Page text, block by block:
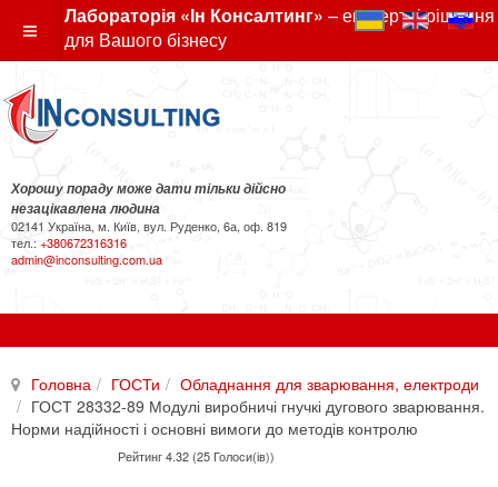
Лабораторія «Ін Консалтинг» – експертні рішення
для Вашого бізнесу
Хорошу пораду може дати тільки дійсно
незацікавлена людина
02141 Україна, м. Київ, вул. Руденко, 6а, оф. 819
тел.: +380672316316
admin@inconsulting.com.ua
Головна ГОСТи
Обладнання для зварювання, електроди
ГОСТ 28332-89 Модулі виробничі гнучкі дугового зварювання.
Норми надійності і основні вимоги до методів контролю
Рейтинг 4.32 (25 Голоси(ів))